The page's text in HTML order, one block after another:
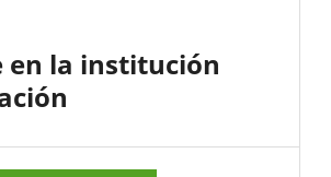
en la institución